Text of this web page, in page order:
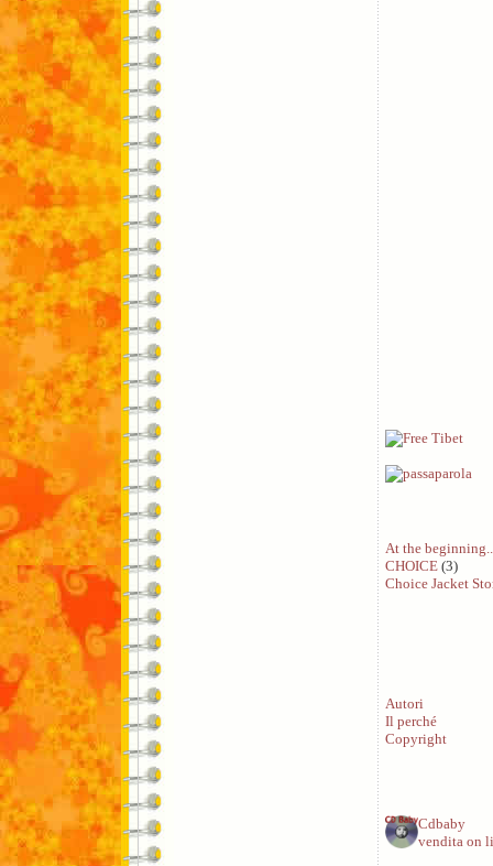
At the
CHOICE (3)
Choice Jacket
Autori
Il perché
Copyright
Cdbaby
vendita on